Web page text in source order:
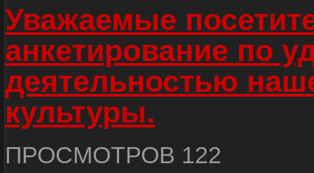
Уважаемые
анкетирование по
деятельностью
культуры.
ПРОСМОТРОВ 122